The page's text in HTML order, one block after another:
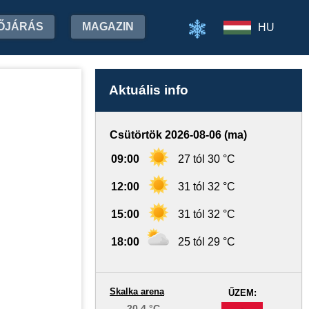
MAGAZIN HU
Aktuális info
Csütörtök 2026-08-06 (ma)
09:00 27 tól 30 °C
12:00 31 tól 32 °C
15:00 31 tól 32 °C
18:00 25 tól 29 °C
ŰZEM:
Skalka arena